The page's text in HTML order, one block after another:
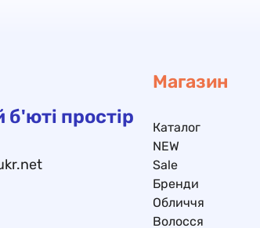
простір
Магазин
Каталог
NEW
Sale
Бренди
Обличчя
Волосся